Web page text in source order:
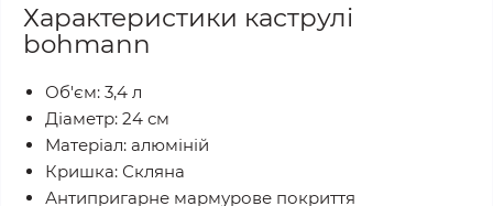
Характеристики каструлі
bohmann
Об'єм: 3,4 л
Діаметр: 24 см
Матеріал: алюміній
Кришка: Скляна
Антипригарне мармурове покриття